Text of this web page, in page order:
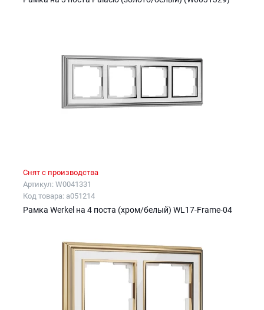
Снят с производства
Артикул: W0041331
Код товара: a051214
Рамка Werkel на 4 поста (хром/белый) WL17-Frame-04